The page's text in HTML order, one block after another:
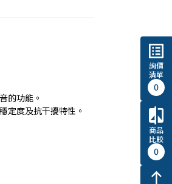
的功能。
定度及抗干擾特性。
list_alt
詢價
清單
0
compare
商品
比較
0
north